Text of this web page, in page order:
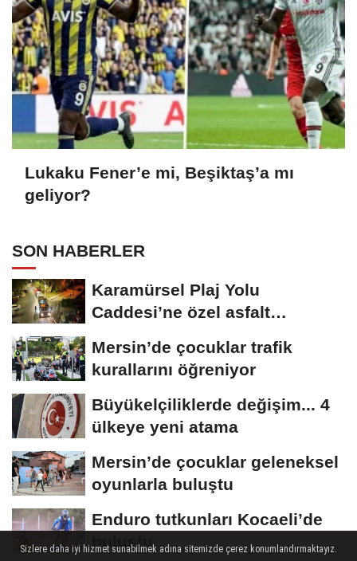
Lukaku Fener’e mi, Beşiktaş’a mı
geliyor?
SON HABERLER
Karamürsel Plaj Yolu
Caddesi’ne özel asfalt
Mersin’de çocuklar trafik
kurallarını öğreniyor
Büyükelçiliklerde değişim... 4
ülkeye yeni atama
Mersin’de çocuklar geleneksel
oyunlarla buluştu
Enduro tutkunları Kocaeli’de
buluştu
Sizlere daha iyi hizmet sunabilmek adına sitemizde çerez konumlandırmaktayız.